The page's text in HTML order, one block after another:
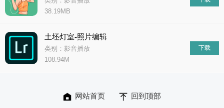
38.19MB
土坯灯室-照片编辑
类别：影音播放
108.94M
下载
网站首页 回到顶部